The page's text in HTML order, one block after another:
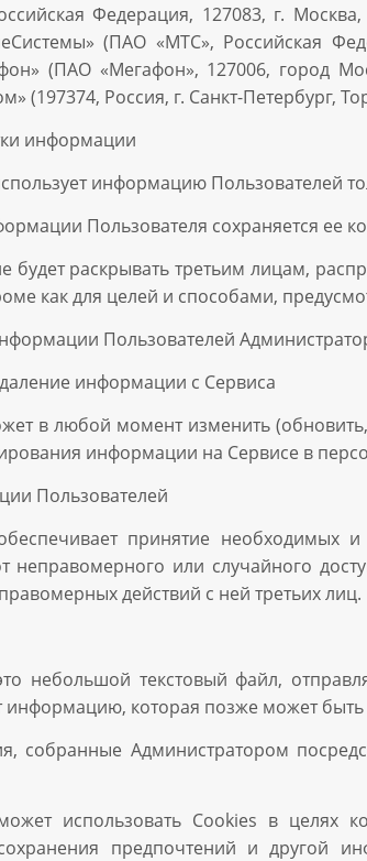
Федерация, 127083, г.
(ПАО «МТС», Российская
(ПАО «Мегафон», 127006, город
(197374, Россия, г. Санкт-Петербург,
информации
информацию Пользователей
Пользователя сохраняется ее
будет раскрывать третьим лицам,
как для целей и способами,
Пользователей
информации с Сервиса
в любой момент изменить
информации на Сервисе в
Пользователей
принятие
неправомерного или случайного
действий с ней третьих лиц.
небольшой текстовый файл,
информацию, которая позже может
собранные Администратором
использовать Cookies в целях
предпочтений и другой